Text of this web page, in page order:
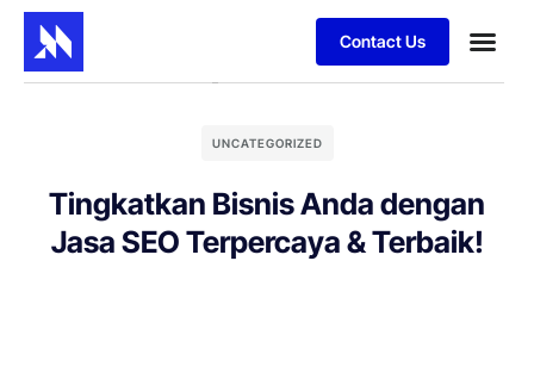
Contact Us
UNCATEGORIZED
Tingkatkan Bisnis Anda dengan
Jasa SEO Terpercaya & Terbaik!